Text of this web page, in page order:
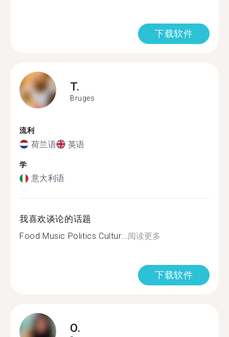
下载软件
T.
Bruges
流利
荷兰语 英语
学
意大利语
我喜欢谈论的话题
Food Music Politics Cultur...阅读更多
下载软件
O.